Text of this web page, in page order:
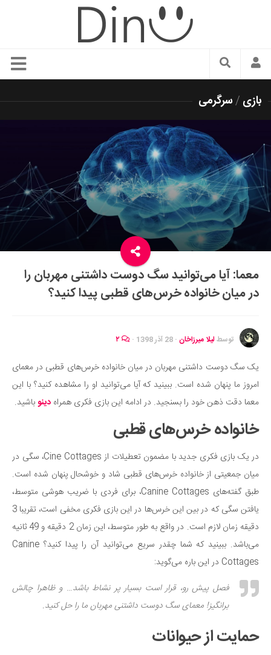
سبک زندگی
زیبایی و آرایش
شیک پوشی
دکوراسیون و چیدمان
غذا
رستوران گردی
آشپزی
سفر و گردشگری
ایران گردی
جهان گردی
موفقیت و مهارت‌های فردی
سلامت
تغذیه سالم
بهداشت
بیماری و درمان
کودک و مادر
ورزش و تندرستی
روانشناسی
مراکز پزشکی و دارویی
فرهنگ و هنر
سینما و تئاتر
تلویزیون
موسیقی
چهره‌ها
کتاب و کتاب‌خوانی
بازی /سرگرمی
معما: آیا می‌توانید سگ دوست داشتنی مهربان را
در میان خانواده خرس‌های قطبی پیدا کنید؟
توسطلیلا میرزاخان · 28 آذر 1398 ·
یک سگ دوست داشتنی مهربان در میان خانواده خرس‌های قطبی در معمای
امروز ما پنهان شده است. ببینید که آیا می‌توانید او را مشاهده کنید؟ با این
معما دقت ذهن خود را بسنجید. در ادامه این بازی فکری همراه دینوباشید.
خانواده خرس‌های قطبی
در یک بازی فکری جدید با مضمون تعطیلات از Cine Cottages، سگی در
میان جمعیتی از خانواده خرس‌های قطبی شاد و خوشحال پنهان شده است.
طبق گفته‌های Canine Cottages، برای فردی با ضریب هوشی متوسط،
یافتن سگی که در بین این خرس‌ها در این بازی فکری مخفی است، تقریبا 3
دقیقه زمان لازم است. در واقع به طور متوسط، این زمان 2 دقیقه و 49 ثانیه
می‌باشد. ببینید که شما چقدر سریع می‌توانید آن را پیدا کنید؟ Canine
Cottages در این باره می‌گوید:
فصل پیش رو، قرار است بسیار پر نشاط باشد… و ظاهرا چالش
برانگیز! معمای سگ دوست داشتنی مهربان ما را حل کنید.
حمایت از حیوانات